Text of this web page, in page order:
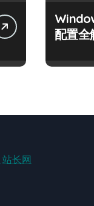
配置全
站长网